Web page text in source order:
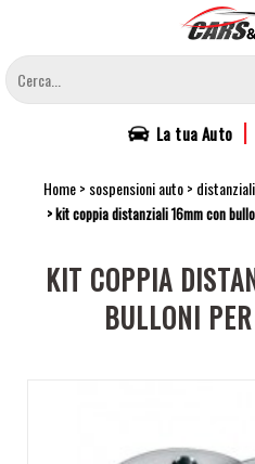
contenuto
principale
La tuaAuto |
Home sospensioni auto
kit coppia distanziali 16mm con
KIT COPPIA
BULLONI